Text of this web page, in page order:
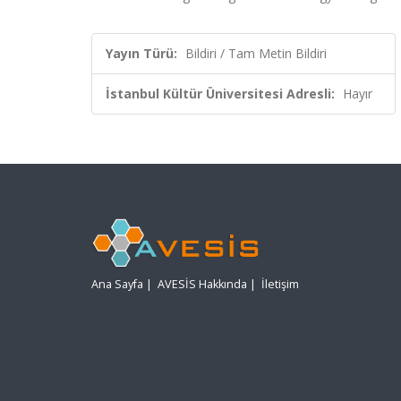
Yayın Türü: Bildiri / Tam Metin Bildiri
İstanbul Kültür Üniversitesi Adresli: Hayır
Ana Sayfa | AVESİS Hakkında | İletişim